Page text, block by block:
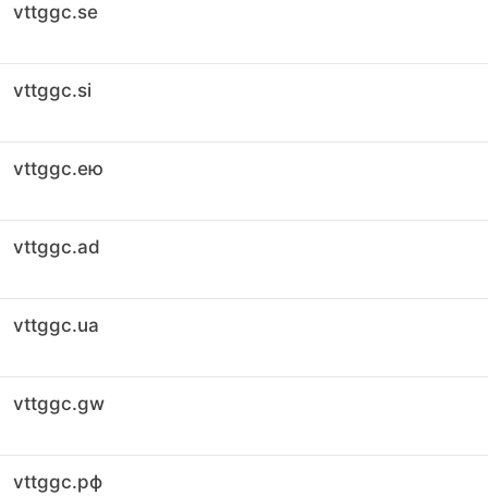
vttggc.se
vttggc.si
vttggc.ею
vttggc.ad
vttggc.ua
vttggc.gw
vttggc.рф